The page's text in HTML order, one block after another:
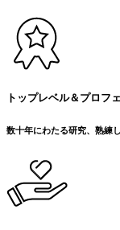
トップレベル＆プロフ
数十年にわたる研究、熟練